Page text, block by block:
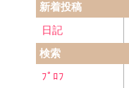
新着投稿
日記
検索
ﾌﾟﾛﾌ